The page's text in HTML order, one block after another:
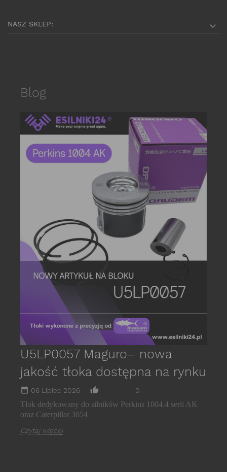
NASZ SKLEP: 
Blog
U5LP0057 Maguro– nowa
jakość tłoka dostępna na rynku
date_range 06 Lipiec 2026 thumb_up_alt 0
Tłok dedykowany do silników Perkins 1004.4 serii AK
oraz Caterpillar 3054
Czytaj więcej